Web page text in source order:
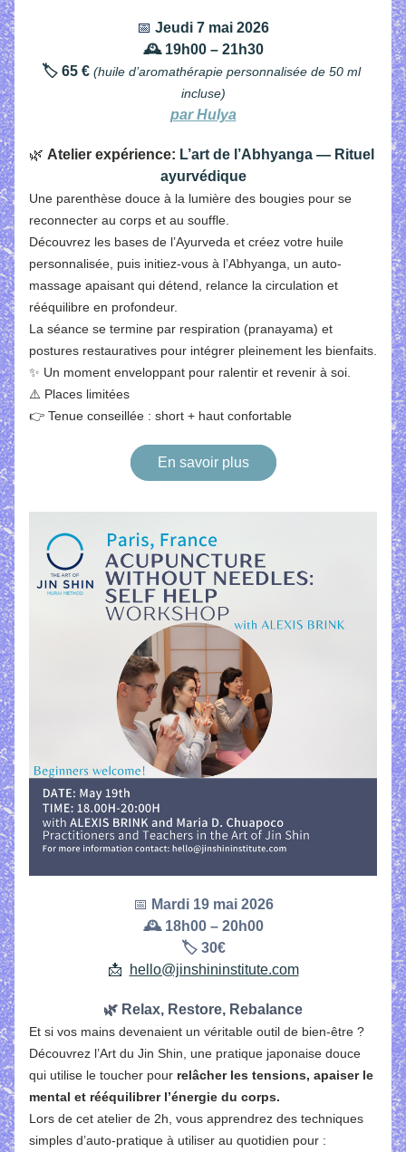
📅 Jeudi 7 mai 2026
🕰️ 19h00 – 21h30
🏷️ 65 € (huile d’aromathérapie personnalisée de 50 ml
incluse)
par Hulya
🌿 Atelier expérience: L’art de l’Abhyanga — Rituel
ayurvédique
Une parenthèse douce à la lumière des bougies pour se
reconnecter au corps et au souffle.
Découvrez les bases de l’Ayurveda et créez votre huile
personnalisée, puis initiez-vous à l’Abhyanga, un auto-
massage apaisant qui détend, relance la circulation et
rééquilibre en profondeur.
La séance se termine par respiration (pranayama) et
postures restauratives pour intégrer pleinement les bienfaits.
✨ Un moment enveloppant pour ralentir et revenir à soi.
⚠️ Places limitées
👉 Tenue conseillée : short + haut confortable
En savoir plus
📅 Mardi 19 mai 2026
🕰️ 18h00 – 20h00
🏷️ 30€
📩
hello@jinshininstitute.com
🌿 Relax, Restore, Rebalance
Et si vos mains devenaient un véritable outil de bien-être ?
Découvrez l’Art du Jin Shin, une pratique japonaise douce
qui utilise le toucher pour relâcher les tensions, apaiser le
mental et rééquilibrer l’énergie du corps.
Lors de cet atelier de 2h, vous apprendrez des techniques
simples d’auto-pratique à utiliser au quotidien pour :